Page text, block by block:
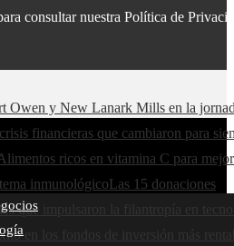
consultar nuestra Política de
Owen y New Lanark Mills en la
financieras que cambiaron para
ricos en vitamina C para
inmunológicoLas 15 donaciones
que impulsaron la filantropía en
en los fondos de inversión más